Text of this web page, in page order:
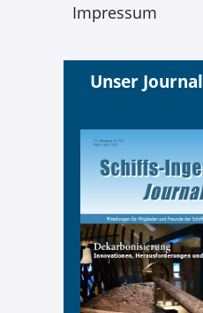
Impressum
Unser Journal